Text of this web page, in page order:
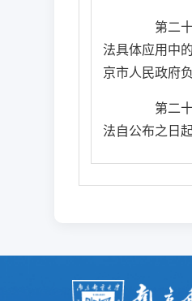
第二十
法具体应用中
京市人民政府
第二十
法自公布之日起